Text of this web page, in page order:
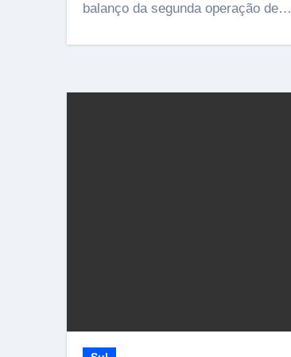
balanço da segunda operação de…